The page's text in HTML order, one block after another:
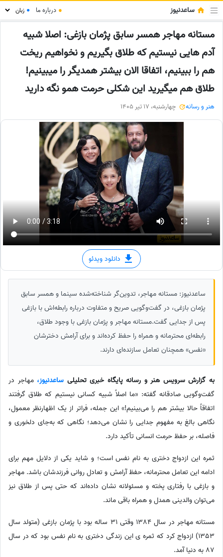
ساعدنیوز ● درباره ما ●
مستانه مهاجر همسر سابق پژمان بازغی: اصلا شبیه
آدم هایی نیستیم که طلاق بگیریم و نخواهیم ریخت
هم را ببینیم، اتفاقا الان بیشتر همدیگر را میبینیم!
طلاق هم میگیرید این شکلی حرمت همو نگه دارید
هنر و رسانه چهارشنبه، 17 تیر 1405
دانلود ویدئو
ساعدنیوز: مستانه مهاجر، تدوین‌گر شناخته‌شده سینما و همسر سابق
پژمان بازغی، در گفت‌وگویی صریح و متفاوت درباره رابطه‌اش با بازغی
پس از جدایی گفت.مستانه مهاجر و پژمان بازغی با وجود طلاق،
رابطه‌ای محترمانه و همراه را حفظ کرده‌اند و برای آرامش دخترشان
«نفس» همچنان تعامل سازنده‌ای دارند.
به گزارش سرویس هنر و رسانه پایگاه خبری تحلیلی ساعدنیوز،مهاجر در
گفت‌وگویی صادقانه گفته: «ما اصلاً شبیه کسانی نیستیم که طلاق گرفتند
اتفاقاً حالا بیشتر هم را می‌بینیم!» این جمله، فراتر از یک اظهارنظر معمول،
نگاهی بالغ به مفهوم جدایی را نشان می‌دهد؛ نگاهی که به‌جای دلخوری و
فاصله، بر حفظ حرمت انسانی تأکید دارد.
ثمره این ازدواج دختری به نام نفس است؛ و شاید یکی از دلایل مهم برای
ادامه این تعامل محترمانه، حفظ آرامش و تعادل روانی فرزندشان باشد. مهاجر
و بازغی با رفتاری پخته و مسئولانه نشان داده‌اند که حتی پس از طلاق نیز
می‌توان والدینی همدل و همراه باقی ماند.
مستانه مهاجر در سال 1384 وقتی 31 ساله بود با پژمان بازغی (متولد سال
1353) ازدواج کرد که ثمره ی این زندگی دختری به نام نفس بود که در سال
87 به دنیا آمد.